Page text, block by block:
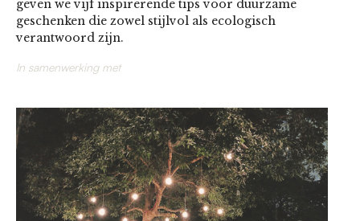
geven we vijf inspirerende tips voor duurzame
geschenken die zowel stijlvol als ecologisch
verantwoord zijn.
In samenwerking met